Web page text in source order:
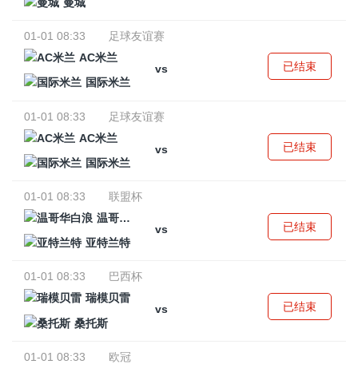
01-01 08:33
足球友谊赛
AC米兰
vs
国际米兰
已结束
01-01 08:33
足球友谊赛
AC米兰
vs
国际米兰
已结束
01-01 08:33
联盟杯
温哥华白浪
vs
亚特兰特
已结束
01-01 08:33
巴西杯
瑞模贝雷
vs
桑托斯
已结束
01-01 08:33
欧冠